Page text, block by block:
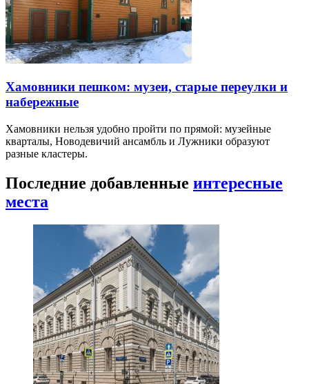
Хамовники пешком: музеи, старые переулки и
набережные
Хамовники нельзя удобно пройти по прямой: музейные
кварталы, Новодевичий ансамбль и Лужники образуют
разные кластеры.
Последние добавленные интересные
места